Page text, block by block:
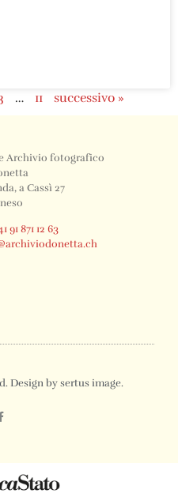
… 11 successivo »
Archivio fotografico
a Cassì 27
91 871 12 63
Design by sertus image.